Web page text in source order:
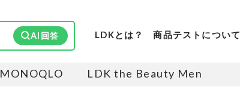
AI回答 LDKとは？ 商品テストについて
MONOQLO LDK the Beauty Men